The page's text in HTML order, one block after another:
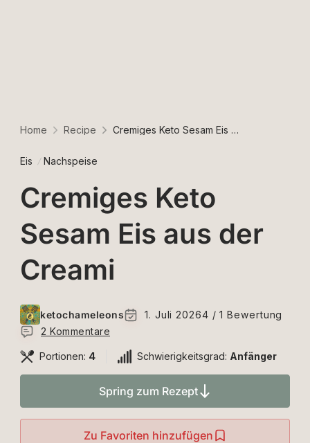
Home Recipe Cremiges Keto Sesam Eis aus der Creami
Eis Nachspeise
Cremiges Keto
Sesam Eis aus der
Creami
ketochameleons 1. Juli 20264 / 1 Bewertung
2 Kommentare
Portionen: 4 Schwierigkeitsgrad: Anfänger
Spring zum Rezept
Zu Favoriten hinzufügen